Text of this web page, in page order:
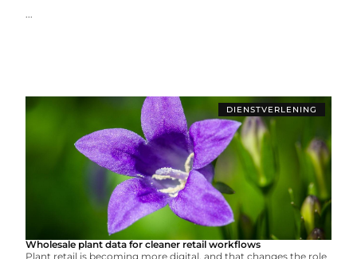
...
DIENSTVERLENING
Wholesale plant data for cleaner retail workflows
Plant retail is becoming more digital, and that changes the role